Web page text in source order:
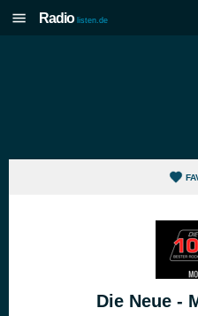
Radio listen.de
Die Neue -